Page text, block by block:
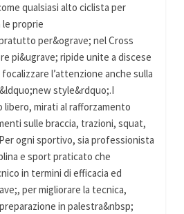
qualsiasi alto ciclista per
proprie
per&ograve; nel Cross
pi&ugrave; ripide unite a discese
l’attenzione anche sulla
style&rdquo;.I
mirati al rafforzamento
sulle braccia, trazioni, squat,
ogni sportivo, sia professionista
e sport praticato che
in termini di efficacia ed
per migliorare la tecnica,
in palestra&nbsp;